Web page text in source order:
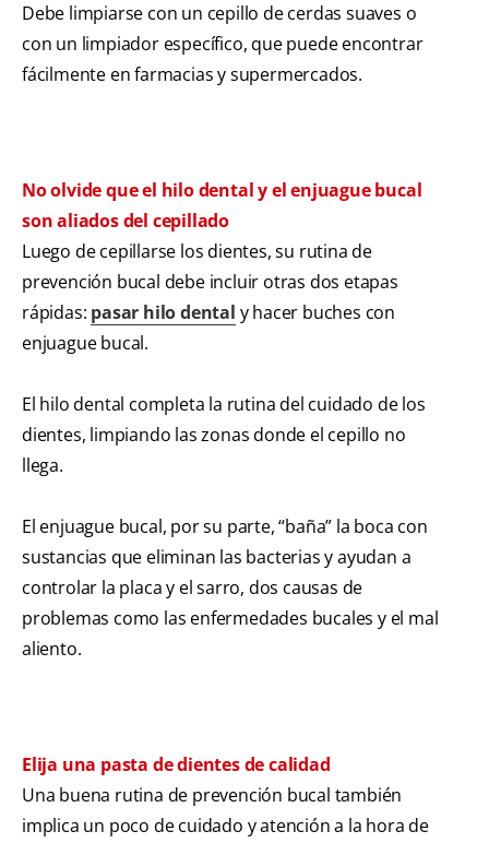
Debe limpiarse con un cepillo de cerdas suaves o
con un limpiador específico, que puede encontrar
fácilmente en farmacias y supermercados.
No olvide que el hilo dental y el enjuague bucal
son aliados del cepillado
Luego de cepillarse los dientes, su rutina de
prevención bucal debe incluir otras dos etapas
rápidas: pasar hilo dental y hacer buches con
enjuague bucal.
El hilo dental completa la rutina del cuidado de los
dientes, limpiando las zonas donde el cepillo no
llega.
El enjuague bucal, por su parte, “baña” la boca con
sustancias que eliminan las bacterias y ayudan a
controlar la placa y el sarro, dos causas de
problemas como las enfermedades bucales y el mal
aliento.
Elija una pasta de dientes de calidad
Una buena rutina de prevención bucal también
implica un poco de cuidado y atención a la hora de